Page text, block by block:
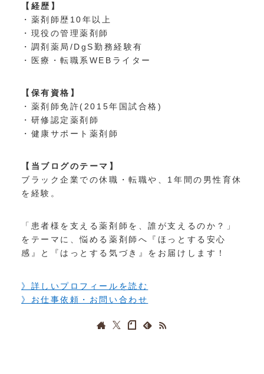
【経歴】
・薬剤師歴10年以上
・現役の管理薬剤師
・調剤薬局/DgS勤務経験有
・医療・転職系WEBライター
【保有資格】
・薬剤師免許(2015年国試合格)
・研修認定薬剤師
・健康サポート薬剤師
【当ブログのテーマ】
ブラック企業での休職・転職や、1年間の男性育休
を経験。
「患者様を支える薬剤師を、誰が支えるのか？」
をテーマに、悩める薬剤師へ『ほっとする安心
感』と『はっとする気づき』をお届けします！
》詳しいプロフィールを読む
》お仕事依頼・お問い合わせ